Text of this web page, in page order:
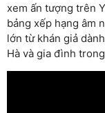
xem ấn tượng trên
bảng xếp hạng âm
lớn từ khán giả
Hà và gia đình